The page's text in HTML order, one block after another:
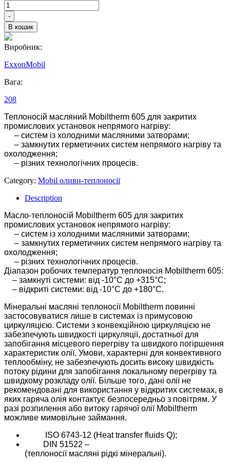
-
В кошик
Виробник:
ExxonMobil
Вага:
208
Теплоносій масляний Mobiltherm 605 для закритих
промислових установок непрямого нагріву:
– систем із холодними масляними затворами;
– замкнутих герметичних систем непрямого нагріву та
охолодження;
– різних технологічних процесів.
Category: Mobil оливи-теплоносії
Description
Масло-теплоносій Mobiltherm 605 для закритих
промислових установок непрямого нагріву:
– систем із холодними масляними затворами;
– замкнутих герметичних систем непрямого нагріву та
охолодження;
– різних технологічних процесів.
Діапазон робочих температур теплоносія Mobiltherm 605:
– замкнуті системи: від -10°C до +315°C;
– відкриті системи: від -10°C до +180°C.
Мінеральні масляні теплоносії Mobiltherm повинні
застосовуватися лише в системах із примусовою
циркуляцією. Системи з конвекційною циркуляцією не
забезпечують швидкості циркуляції, достатньої для
запобігання місцевого перегріву та швидкого погіршення
характеристик олії. Умови, характерні для конвективного
теплообміну, не забезпечують досить високу швидкість
потоку рідини для запобігання локальному перегріву та
швидкому розкладу олії. Більше того, дані олії не
рекомендовані для використання у відкритих системах, в
яких гаряча олія контактує безпосередньо з повітрям. У
разі розпилення або витоку гарячої олії Mobiltherm
можливе мимовільне займання.
ISO 6743-12 (Heat transfer fluids Q);
DIN 51522 –
(теплоносії масляні рідкі мінеральні).